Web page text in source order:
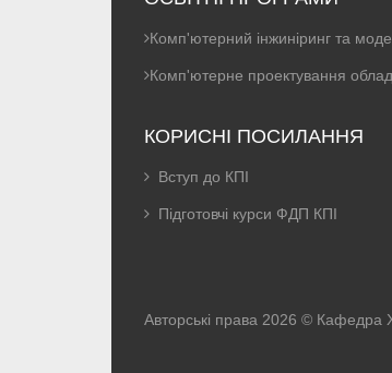
Комп'ютерний інжиніринг та
Комп'ютерне проектування
КОРИСНІ ПОСИЛАННЯ
Вступ до КПІ
Підготовчі курси ФДП КПІ
Авторські права 2026 © Кафедра